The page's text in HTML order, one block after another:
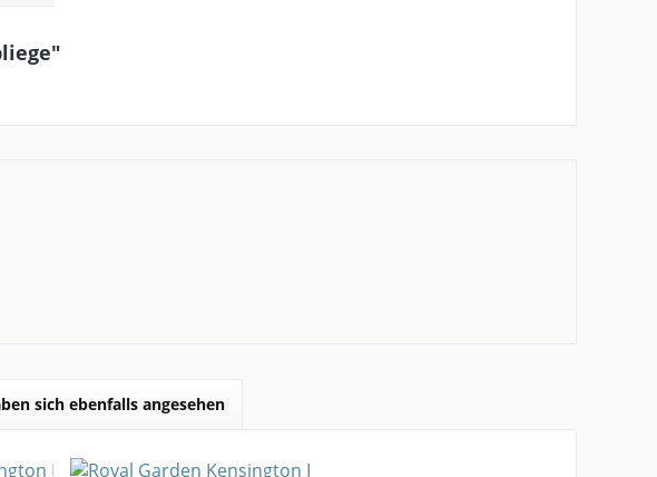
sich ebenfalls angesehen